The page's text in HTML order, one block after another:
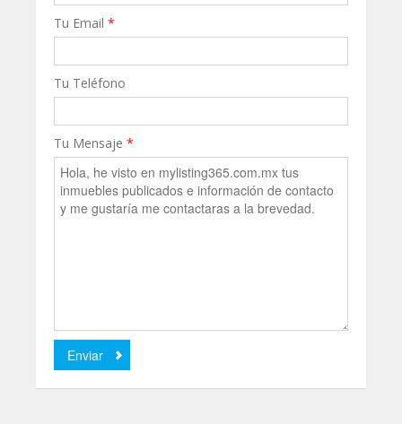
Tu Email *
Tu Teléfono
Tu Mensaje *